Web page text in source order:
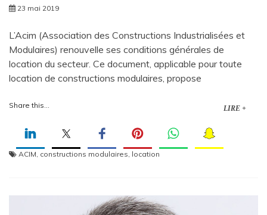
23 mai 2019
L’Acim (Association des Constructions Industrialisées et
Modulaires) renouvelle ses conditions générales de
location du secteur. Ce document, applicable pour toute
location de constructions modulaires, propose
Share this... LIRE +
ACIM constructions modulaires location